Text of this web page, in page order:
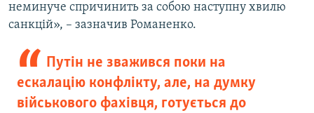
неминуче спричинить за собою наступну хвилю
санкцій», – зазначив Романенко.
Путін не зважився поки на
ескалацію конфлікту, але, на думку
військового фахівця, готується до